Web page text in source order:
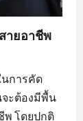
ายอาชีพ
การคัด
ะต้องมีพื้น
พ โดยปกติ